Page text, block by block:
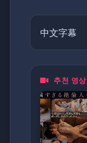
中文字幕
추천 영상